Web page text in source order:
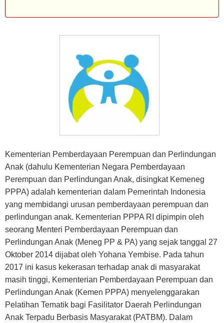
Kementerian Pemberdayaan Perempuan dan Perlindungan
Anak (dahulu Kementerian Negara Pemberdayaan
Perempuan dan Perlindungan Anak, disingkat Kemeneg
PPPA) adalah kementerian dalam Pemerintah Indonesia
yang membidangi urusan pemberdayaan perempuan dan
perlindungan anak. Kementerian PPPA RI dipimpin oleh
seorang Menteri Pemberdayaan Perempuan dan
Perlindungan Anak (Meneg PP & PA) yang sejak tanggal 27
Oktober 2014 dijabat oleh Yohana Yembise. Pada tahun
2017 ini kasus kekerasan terhadap anak di masyarakat
masih tinggi, Kementerian Pemberdayaan Perempuan dan
Perlindungan Anak (Kemen PPPA) menyelenggarakan
Pelatihan Tematik bagi Fasilitator Daerah Perlindungan
Anak Terpadu Berbasis Masyarakat (PATBM). Dalam